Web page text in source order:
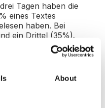
About
Tagen haben die
eines Textes
haben. Bei
ein Drittel (35%).
Content. Hier
Inhalts nur noch